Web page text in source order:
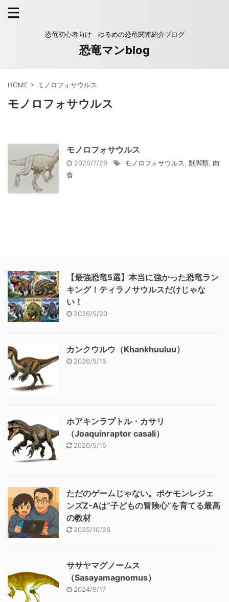
恐竜初心者向け ゆるめの恐竜関連紹介ブログ
恐竜マンblog
HOME > モノロフォサウルス
モノロフォサウルス
モノロフォサウルス
2020/7/29 モノロフォサウルス 獣脚類 肉
食
【最強恐竜5選】本当に強かった恐竜ラン
キング！ティラノサウルスだけじゃな
い！
2026/5/20
カンクウルウ（Khankhuuluu）
2026/5/15
ホアキンラプトル・カサリ
（Joaquinraptor casali）
2026/5/15
ただのゲームじゃない。ポケモンレジェ
ンズZ-Aは“子どもの冒険心”を育てる最高
の教材
2025/10/28
ササヤマグノームス
（Sasayamagnomus）
2024/9/17